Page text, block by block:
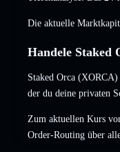
Die aktuelle
Handele Staked
Staked Orca
der du deine privaten
Zum aktuellen Kurs
Order-Routing über